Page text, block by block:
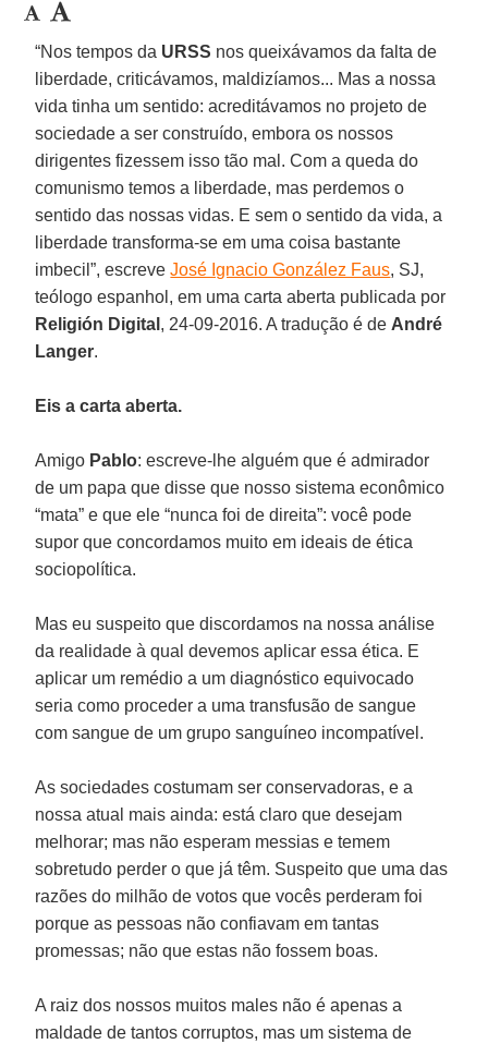
“Nos tempos da URSS nos queixávamos da falta de
liberdade, criticávamos, maldizíamos... Mas a nossa
vida tinha um sentido: acreditávamos no projeto de
sociedade a ser construído, embora os nossos
dirigentes fizessem isso tão mal. Com a queda do
comunismo temos a liberdade, mas perdemos o
sentido das nossas vidas. E sem o sentido da vida, a
liberdade transforma-se em uma coisa bastante
imbecil”, escreveJosé Ignacio González Faus, SJ,
teólogo espanhol, em uma carta aberta publicada por
Religión Digital , 24-09-2016. A tradução é de André
Langer.
Eis a carta aberta.
Amigo Pablo: escreve-lhe alguém que é admirador
de um papa que disse que nosso sistema econômico
“mata” e que ele “nunca foi de direita”: você pode
supor que concordamos muito em ideais de ética
sociopolítica.
Mas eu suspeito que discordamos na nossa análise
da realidade à qual devemos aplicar essa ética. E
aplicar um remédio a um diagnóstico equivocado
seria como proceder a uma transfusão de sangue
com sangue de um grupo sanguíneo incompatível.
As sociedades costumam ser conservadoras, e a
nossa atual mais ainda: está claro que desejam
melhorar; mas não esperam messias e temem
sobretudo perder o que já têm. Suspeito que uma das
razões do milhão de votos que vocês perderam foi
porque as pessoas não confiavam em tantas
promessas; não que estas não fossem boas.
A raiz dos nossos muitos males não é apenas a
maldade de tantos corruptos, mas um sistema de